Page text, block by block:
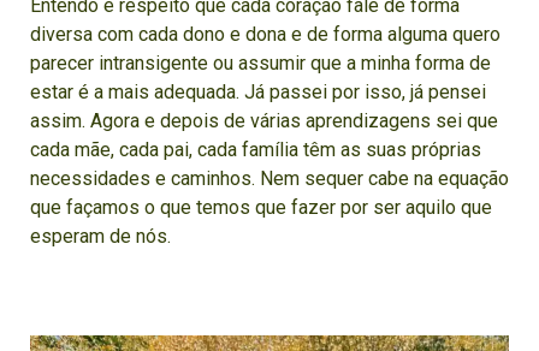
Entendo e respeito que cada coração fale de forma
diversa com cada dono e dona e de forma alguma quero
parecer intransigente ou assumir que a minha forma de
estar é a mais adequada. Já passei por isso, já pensei
assim. Agora e depois de várias aprendizagens sei que
cada mãe, cada pai, cada família têm as suas próprias
necessidades e caminhos. Nem sequer cabe na equação
que façamos o que temos que fazer por ser aquilo que
esperam de nós.